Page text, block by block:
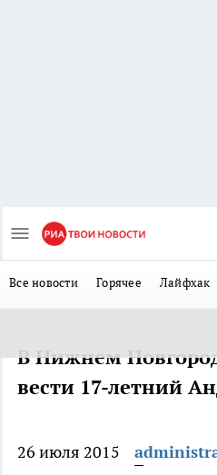
Все новости Горячее Лайфхак
В Нижнем
вести 17-летний
26 июля 2015